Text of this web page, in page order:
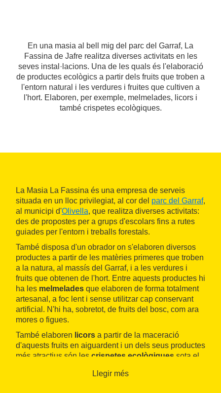
En una masia al bell mig del parc del Garraf, La
Fassina de Jafre realitza diverses activitats en les
seves instal·lacions. Una de les quals és l'elaboració
de productes ecològics a partir dels fruits que troben a
l'entorn natural i les verdures i fruites que cultiven a
l'hort. Elaboren, per exemple, melmelades, licors i
també crispetes ecològiques.
La Masia La Fassina és una empresa de serveis
situada en un lloc privilegiat, al cor del parc del Garraf,
al municipi d'Olivella, que realitza diverses activitats:
des de propostes per a grups d'escolars fins a rutes
guiades per l'entorn i treballs forestals.
També disposa d'un obrador on s'elaboren diversos
productes a partir de les matèries primeres que troben
a la natura, al massís del Garraf, i a les verdures i
fruits que obtenen de l'hort. Entre aquests productes hi
ha les melmelades que elaboren de forma totalment
artesanal, a foc lent i sense utilitzar cap conservant
artificial. N'hi ha, sobretot, de fruits del bosc, com ara
mores o figues.
També elaboren licors a partir de la maceració
d'aquests fruits en aiguardent i un dels seus productes
més atractius són les crispetes ecològiques sota el
únic. La seva especialitat són les crispetes dolces,
Llegir més